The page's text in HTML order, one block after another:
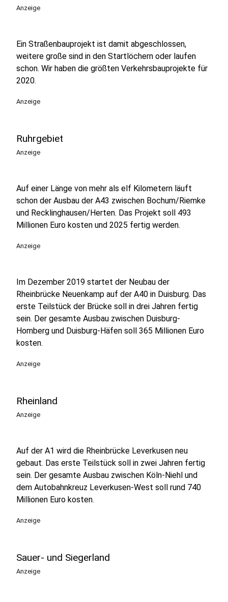
Anzeige
Ein Straßenbauprojekt ist damit abgeschlossen,
weitere große sind in den Startlöchern oder laufen
schon. Wir haben die größten Verkehrsbauprojekte für
2020.
Anzeige
Ruhrgebiet
Anzeige
Auf einer Länge von mehr als elf Kilometern läuft
schon der Ausbau der A43 zwischen Bochum/Riemke
und Recklinghausen/Herten. Das Projekt soll 493
Millionen Euro kosten und 2025 fertig werden.
Anzeige
Im Dezember 2019 startet der Neubau der
Rheinbrücke Neuenkamp auf der A40 in Duisburg. Das
erste Teilstück der Brücke soll in drei Jahren fertig
sein. Der gesamte Ausbau zwischen Duisburg-
Homberg und Duisburg-Häfen soll 365 Millionen Euro
kosten.
Anzeige
Rheinland
Anzeige
Auf der A1 wird die Rheinbrücke Leverkusen neu
gebaut. Das erste Teilstück soll in zwei Jahren fertig
sein. Der gesamte Ausbau zwischen Köln-Niehl und
dem Autobahnkreuz Leverkusen-West soll rund 740
Millionen Euro kosten.
Anzeige
Sauer- und Siegerland
Anzeige